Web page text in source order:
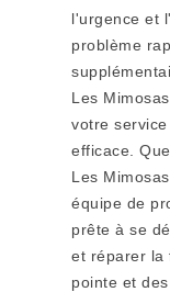
l'urgence et
problème
Les
votre
efficace.
Les
équipe de
prête à se
et réparer la
pointe et